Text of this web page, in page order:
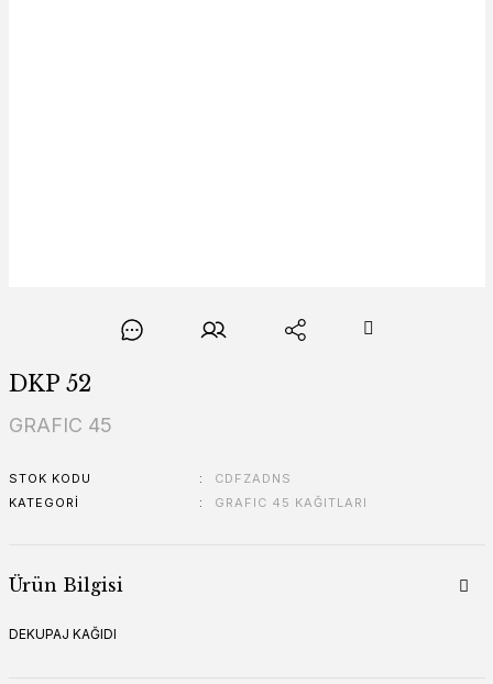
DKP 52
GRAFIC 45
STOK KODU
CDFZADNS
KATEGORI
GRAFIC 45 KAĞITLARI
Ürün Bilgisi
DEKUPAJ KAĞIDI